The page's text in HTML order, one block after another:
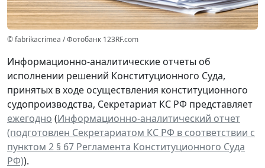
© fabrikacrimea / Фотобанк 123RF.com
Информационно-аналитические отчеты об
исполнении решений Конституционного Суда,
принятых в ходе осуществления конституционного
судопроизводства, Секретариат КС РФ представляет
ежегодно (Информационно-аналитический отчет
(подготовлен Секретариатом КС РФ в соответствии с
пунктом 2 § 67 Регламента Конституционного Суда
РФ)).